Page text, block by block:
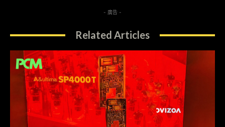
- 廣告 -
Related Articles